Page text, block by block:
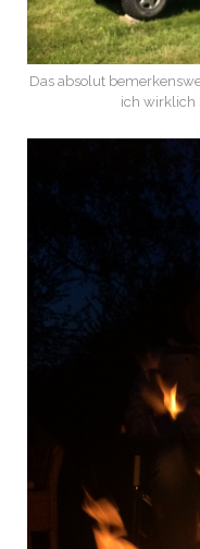
Das absolut
ich wirklich